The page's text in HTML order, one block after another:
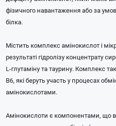
фізичного навантаження або за
білка.
Містить комплекс амінокислот і
результаті гідролізу концентрату
L-глутаміну та таурину. Комплекс
B6, які беруть участь у процесах
амінокислотами.
Амінокислоти є компонентами, що